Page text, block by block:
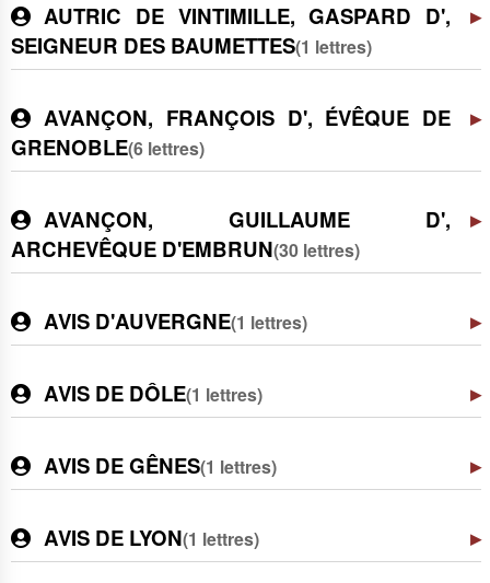
AUTRIC DE VINTIMILLE, GASPARD D',
SEIGNEUR DES BAUMETTES(1 lettres)
AVANÇON, FRANÇOIS D', ÉVÊQUE DE
GRENOBLE(6 lettres)
AVANÇON, GUILLAUME D',
ARCHEVÊQUE D'EMBRUN(30 lettres)
AVIS D'AUVERGNE(1 lettres)
AVIS DE DÔLE(1 lettres)
AVIS DE GÊNES(1 lettres)
AVIS DE LYON(1 lettres)